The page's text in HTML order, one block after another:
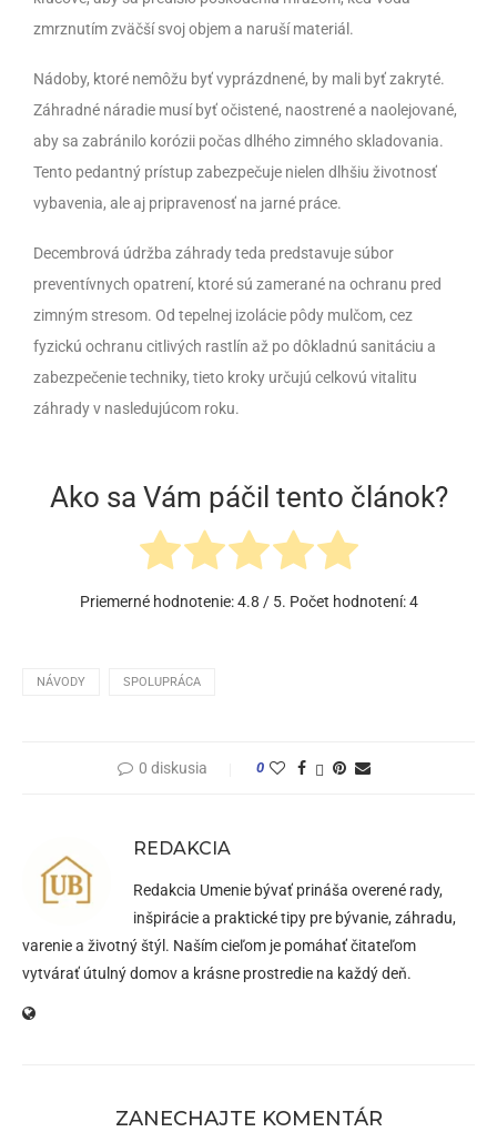
zmrznutím zväčší svoj objem a naruší materiál.
Nádoby, ktoré nemôžu byť vyprázdnené, by mali byť zakryté.
Záhradné náradie musí byť očistené, naostrené a naolejované,
aby sa zabránilo korózii počas dlhého zimného skladovania.
Tento pedantný prístup zabezpečuje nielen dlhšiu životnosť
vybavenia, ale aj pripravenosť na jarné práce.
Decembrová údržba záhrady teda predstavuje súbor
preventívnych opatrení, ktoré sú zamerané na ochranu pred
zimným stresom. Od tepelnej izolácie pôdy mulčom, cez
fyzickú ochranu citlivých rastlín až po dôkladnú sanitáciu a
zabezpečenie techniky, tieto kroky určujú celkovú vitalitu
záhrady v nasledujúcom roku.
Ako sa Vám páčil tento článok?
Priemerné hodnotenie:4.8 / 5. Počet hodnotení:4
NÁVODY SPOLUPRÁCA
0 diskusia 0
REDAKCIA
Redakcia Umenie bývať prináša overené rady,
inšpirácie a praktické tipy pre bývanie, záhradu,
varenie a životný štýl. Naším cieľom je pomáhať čitateľom
vytvárať útulný domov a krásne prostredie na každý deň.
ZANECHAJTE KOMENTÁR